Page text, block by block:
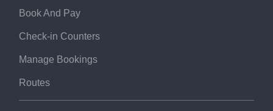
Book And Pay
Check-in Counters
Manage Bookings
Routes